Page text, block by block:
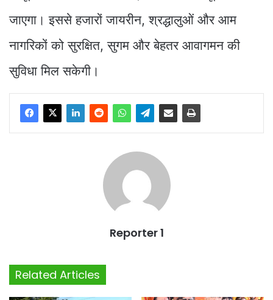
जाएगा। इससे हजारों जायरीन, श्रद्धालुओं और आम
नागरिकों को सुरक्षित, सुगम और बेहतर आवागमन की
सुविधा मिल सकेगी।
Reporter 1
Related Articles